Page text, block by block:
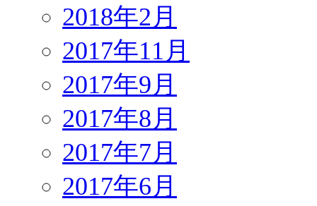
2018年2月
2017年11月
2017年9月
2017年8月
2017年7月
2017年6月